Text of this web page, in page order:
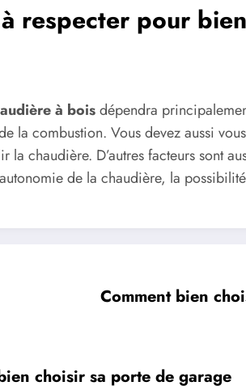
respecter pour
à boisdépendra
la combustion. Vous devez aussi
la chaudière. D’autres facteurs sont
de la chaudière, la
Comment bien
choisir sa porte de garage